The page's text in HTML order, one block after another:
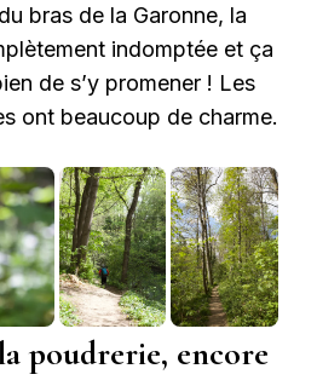
bras de la Garonne, la
indomptée et ça
de s’y promener ! Les
ont beaucoup de charme.
poudrerie, encore